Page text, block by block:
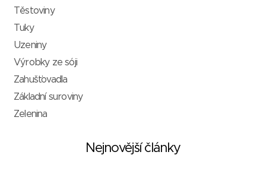
Těstoviny
Tuky
Uzeniny
Výrobky ze sóji
Zahušťovadla
Základní suroviny
Zelenina
Nejnovější články